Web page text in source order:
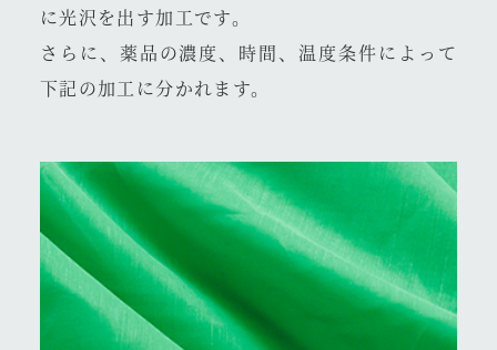
に光沢を出す加工です。
さらに、薬品の濃度、時間、温度条件によって
下記の加工に分かれます。